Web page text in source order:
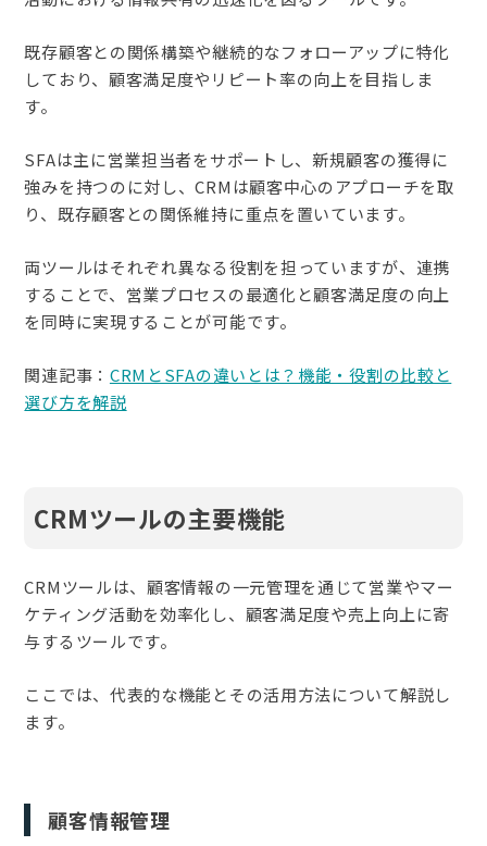
既存顧客との関係構築や継続的なフォローアップに特化
しており、顧客満足度やリピート率の向上を目指しま
す。
SFAは主に営業担当者をサポートし、新規顧客の獲得に
強みを持つのに対し、CRMは顧客中心のアプローチを取
り、既存顧客との関係維持に重点を置いています。
両ツールはそれぞれ異なる役割を担っていますが、連携
することで、営業プロセスの最適化と顧客満足度の向上
を同時に実現することが可能です。
関連記事： CRMとSFAの違いとは？機能・役割の比較と
選び方を解説
CRMツールの主要機能
CRMツールは、顧客情報の一元管理を通じて営業やマー
ケティング活動を効率化し、顧客満足度や売上向上に寄
与するツールです。
ここでは、代表的な機能とその活用方法について解説し
ます。
顧客情報管理